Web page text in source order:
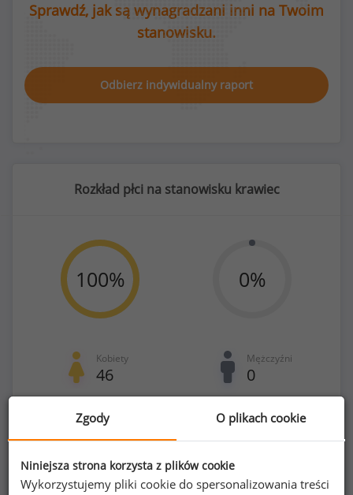
Sprawdź, jak są wynagradzani inni na Twoim
stanowisku.
Odbierz indywidualny raport
Rozkład płci na stanowisku krawiec
100%
Kobiety
46
0%
Mężczyźni
0
Poszukujesz szczegółowych danych o
Zgody O plikach cookie
Niniejsza strona korzysta z plików cookie
Wykorzystujemy pliki cookie do spersonalizowania treści